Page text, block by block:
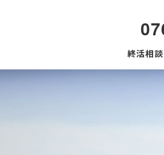
終活相談